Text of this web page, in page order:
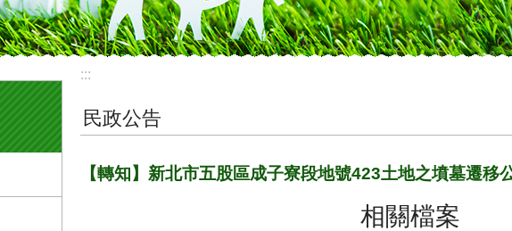
:::
民政公告
【轉知】新北市五股區成子寮段地號423土地之墳墓遷移
相關檔案